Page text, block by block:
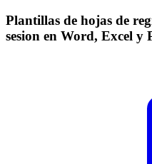
Plantillas de hojas de
sesion en Word, Excel y